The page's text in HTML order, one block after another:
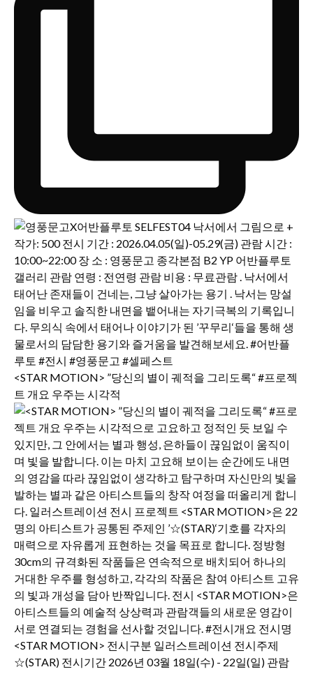
<STAR MOTION> ”당신의 별이 궤적을 그리도록“ #프로젝
트 개요 우주는 시각적